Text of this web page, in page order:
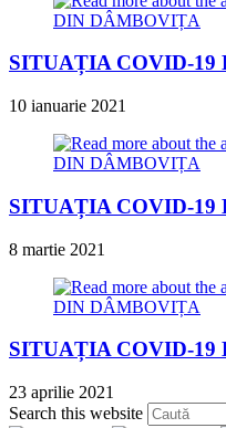
SITUAȚIA COVID-
10 ianuarie 2021
SITUAȚIA COVID-
8 martie 2021
SITUAȚIA COVID-
23 aprilie 2021
Search this website